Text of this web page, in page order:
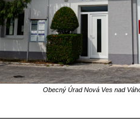
Obecný Úrad Nová Ves nad